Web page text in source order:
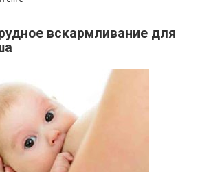
вскармливание для